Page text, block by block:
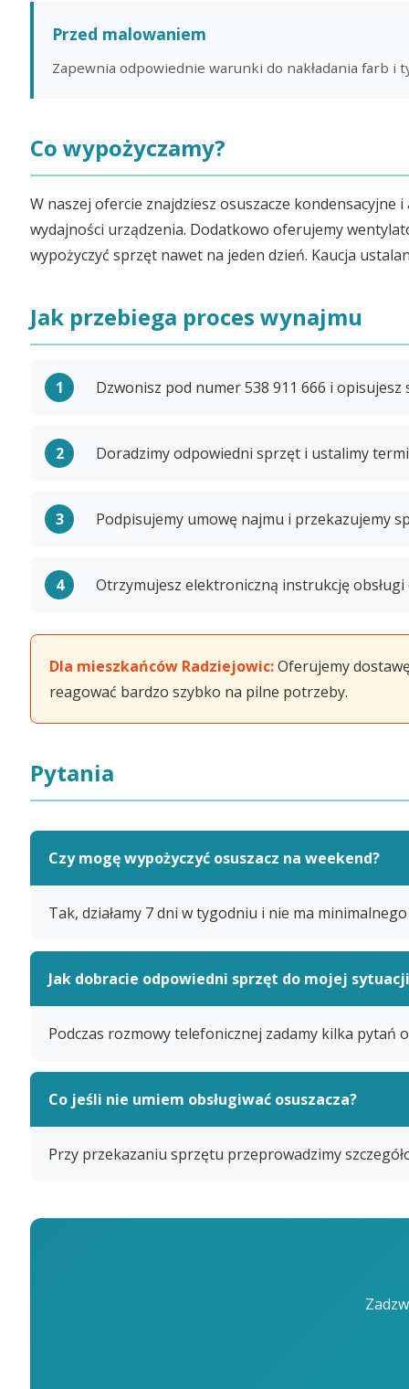
Przed malowaniem
Zapewnia odpowiednie warunki do nakładania farb i
Co wypożyczamy?
W naszej ofercie znajdziesz osuszacze kondensacyjne
wydajności urządzenia. Dodatkowo oferujemy
wypożyczyć sprzęt nawet na jeden dzień. Kaucja
Jak przebiega proces wynajmu
Dzwonisz pod numer 538 911 666 i opisujesz
Doradzimy odpowiedni sprzęt i ustalimy
Podpisujemy umowę najmu i przekazujemy
Otrzymujesz elektroniczną instrukcję
Dla mieszkańców Radziejowic:Oferujemy
reagować bardzo szybko na pilne potrzeby.
Pytania
Czy mogę wypożyczyć osuszacz na weekend?
Tak, działamy 7 dni w tygodniu i nie ma
Jak dobracie odpowiedni sprzęt do mojej
Podczas rozmowy telefonicznej zadamy kilka pytań
Co jeśli nie umiem obsługiwać osuszacza?
Przy przekazaniu sprzętu przeprowadzimy